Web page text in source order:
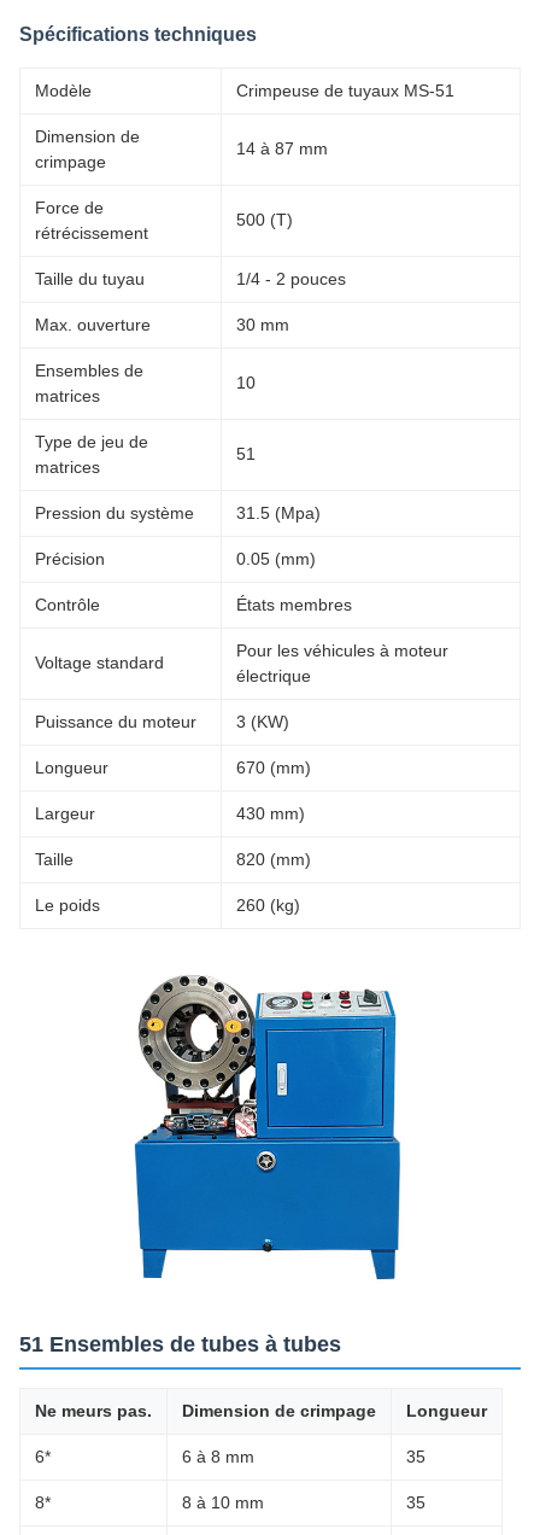
Spécifications techniques
Modèle Crimpeuse de tuyaux MS-51
Dimension de
crimpage
14 à 87 mm
Force de
rétrécissement
500 (T)
Taille du tuyau 1/4 - 2 pouces
Max. ouverture 30 mm
Ensembles de
matrices
10
Type de jeu de
matrices
51
Pression du système 31.5 (Mpa)
Précision 0.05 (mm)
Contrôle États membres
Voltage standard
Pour les véhicules à moteur
électrique
Puissance du moteur 3 (KW)
Longueur 670 (mm)
Largeur 430 mm)
Taille 820 (mm)
Le poids 260 (kg)
51 Ensembles de tubes à tubes
Ne meurs pas. Dimension de crimpage Longueur
6* 6 à 8 mm 35
8* 8 à 10 mm 35